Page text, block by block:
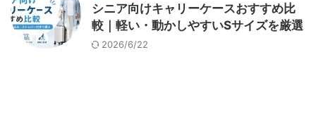
シニア向けキャリーケースおすすめ比
較｜軽い・動かしやすいSサイズを厳選
2026/6/22